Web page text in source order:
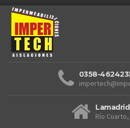
0358-
Río